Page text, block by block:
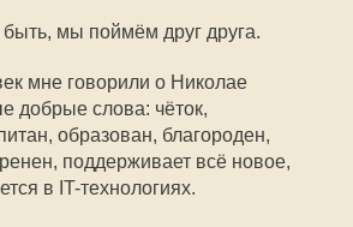
быть, мы поймём друг друга.
мне говорили о Николае
добрые слова: чёток,
образован, благороден,
поддерживает всё новое,
в IT-технологиях.